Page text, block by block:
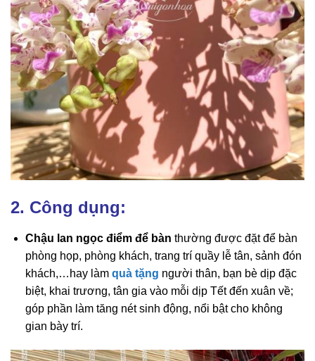
2. Công dụng:
Chậu lan ngọc điểm để bàn thường được đặt để bàn
phòng họp, phòng khách, trang trí quầy lễ tân, sảnh đón
khách,…hay làm quà tặng người thân, bạn bè dịp đặc
biệt, khai trương, tân gia vào mỗi dịp Tết đến xuân về;
góp phần làm tăng nét sinh động, nổi bật cho không
gian bày trí.